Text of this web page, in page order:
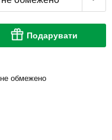
Подарувати
не обмежено